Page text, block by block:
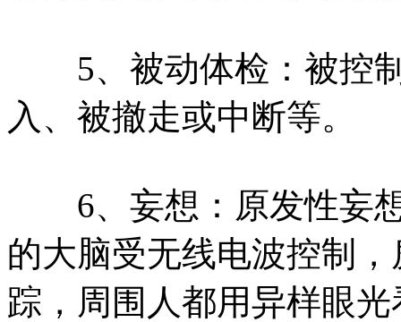
5、被动体检：被控制
入、被撤走或中断等。
6、妄想：原发性妄想
的大脑受无线电波控制
踪，周围人都用异样眼